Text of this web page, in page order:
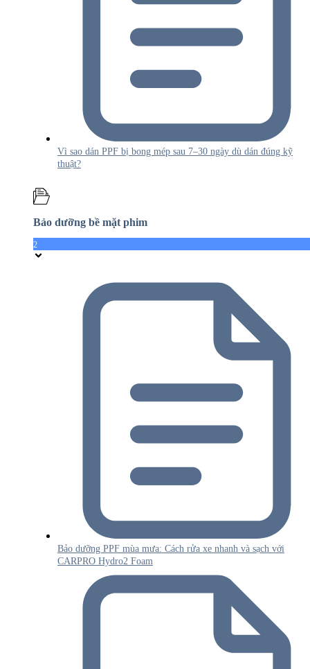
Vì sao dán PPF bị bong mép sau 7–30 ngày dù dán đúng kỹ
thuật?
Bảo dưỡng bề mặt phim
2
Bảo dưỡng PPF mùa mưa: Cách rửa xe nhanh và sạch với
CARPRO Hydro2 Foam